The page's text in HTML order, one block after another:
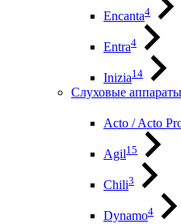
Encanta4
Entra4
Inizia14
Слуховые
Acto / Acto
Agil15
Chili3
Dynamo4